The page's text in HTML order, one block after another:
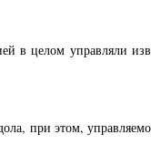
в целом управляли
при этом,